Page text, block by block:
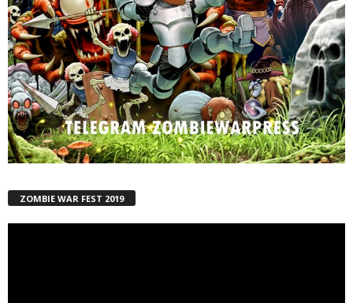
ZOMBIE WAR FEST 2019